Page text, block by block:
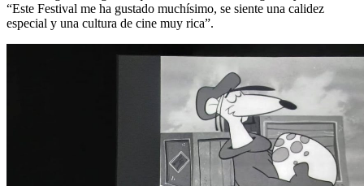
“Este Festival me ha gustado muchísimo, se siente una calidez
especial y una cultura de cine muy rica”.